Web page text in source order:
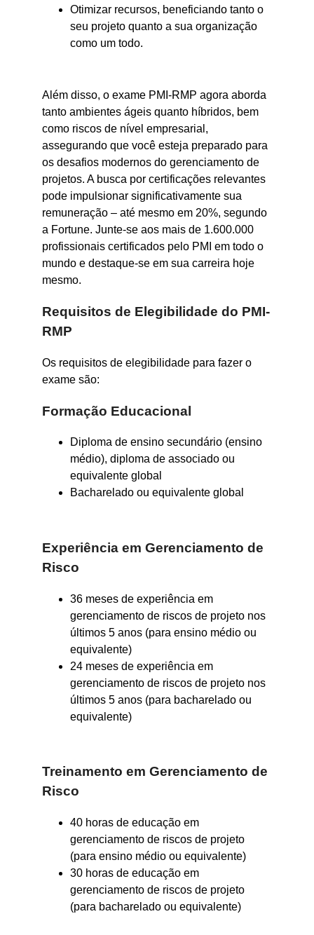
Otimizar recursos, beneficiando tanto o
seu projeto quanto a sua organização
como um todo.
Além disso, o exame PMI-RMP agora aborda
tanto ambientes ágeis quanto híbridos, bem
como riscos de nível empresarial,
assegurando que você esteja preparado para
os desafios modernos do gerenciamento de
projetos. A busca por certificações relevantes
pode impulsionar significativamente sua
remuneração – até mesmo em 20%, segundo
a Fortune. Junte-se aos mais de 1.600.000
profissionais certificados pelo PMI em todo o
mundo e destaque-se em sua carreira hoje
mesmo.
Requisitos de Elegibilidade do PMI-
RMP
Os requisitos de elegibilidade para fazer o
exame são:
Formação Educacional
Diploma de ensino secundário (ensino
médio), diploma de associado ou
equivalente global
Bacharelado ou equivalente global
Experiência em Gerenciamento de
Risco
36 meses de experiência em
gerenciamento de riscos de projeto nos
últimos 5 anos (para ensino médio ou
equivalente)
24 meses de experiência em
gerenciamento de riscos de projeto nos
últimos 5 anos (para bacharelado ou
equivalente)
Treinamento em Gerenciamento de
Risco
40 horas de educação em
gerenciamento de riscos de projeto
(para ensino médio ou equivalente)
30 horas de educação em
gerenciamento de riscos de projeto
(para bacharelado ou equivalente)